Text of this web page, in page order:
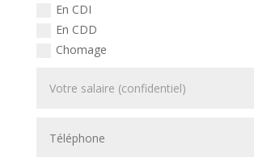
En CDI
En CDD
Chomage